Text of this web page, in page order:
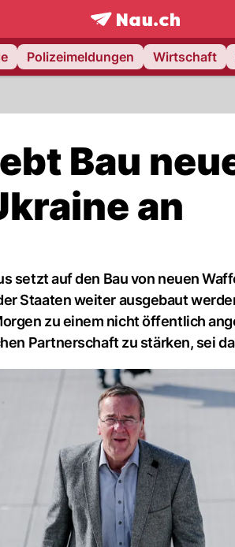
frontpage.NAU.ch
Polizeimeldungen Wirtschaft
Bau
an
setzt auf den Bau von neuen
Staaten weiter ausgebaut
zu einem nicht öffentlich
Partnerschaft zu stärken, sei